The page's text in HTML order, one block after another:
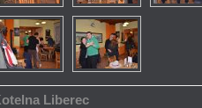
Liberec